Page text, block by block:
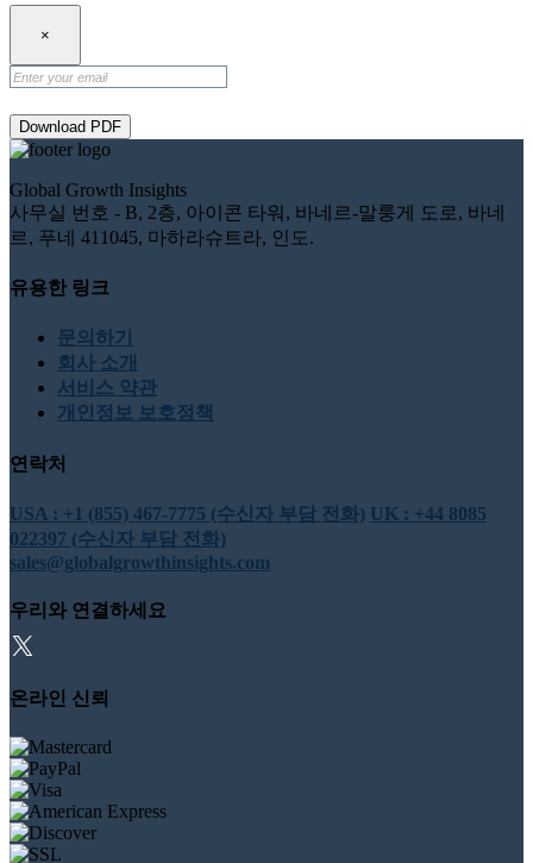
×
Download PDF
Global Growth Insights
사무실 번호 - B, 2층, 아이콘 타워, 바네르-말룽게 도로, 바네
르, 푸네 411045, 마하라슈트라, 인도.
유용한 링크
문의하기
회사 소개
서비스 약관
개인정보 보호정책
연락처
USA : +1 (855) 467-7775 (수신자 부담 전화) UK : +44 8085
022397 (수신자 부담 전화)
sales@globalgrowthinsights.com
우리와 연결하세요
온라인 신뢰